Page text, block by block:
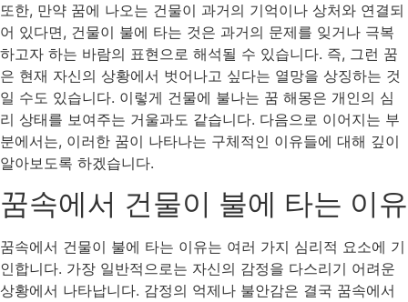
또한, 만약 꿈에 나오는 건물이 과거의 기억이나 상처와 연결되
어 있다면, 건물이 불에 타는 것은 과거의 문제를 잊거나 극복
하고자 하는 바람의 표현으로 해석될 수 있습니다. 즉, 그런 꿈
은 현재 자신의 상황에서 벗어나고 싶다는 열망을 상징하는 것
일 수도 있습니다. 이렇게 건물에 불나는 꿈 해몽은 개인의 심
리 상태를 보여주는 거울과도 같습니다. 다음으로 이어지는 부
분에서는, 이러한 꿈이 나타나는 구체적인 이유들에 대해 깊이
알아보도록 하겠습니다.
꿈속에서 건물이 불에 타는 이유
꿈속에서 건물이 불에 타는 이유는 여러 가지 심리적 요소에 기
인합니다. 가장 일반적으로는 자신의 감정을 다스리기 어려운
상황에서 나타납니다. 감정의 억제나 불안감은 결국 꿈속에서